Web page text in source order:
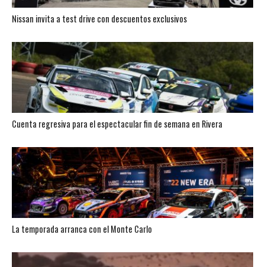
Nissan invita a test drive con descuentos exclusivos
Cuenta regresiva para el espectacular fin de semana en Rivera
La temporada arranca con el Monte Carlo